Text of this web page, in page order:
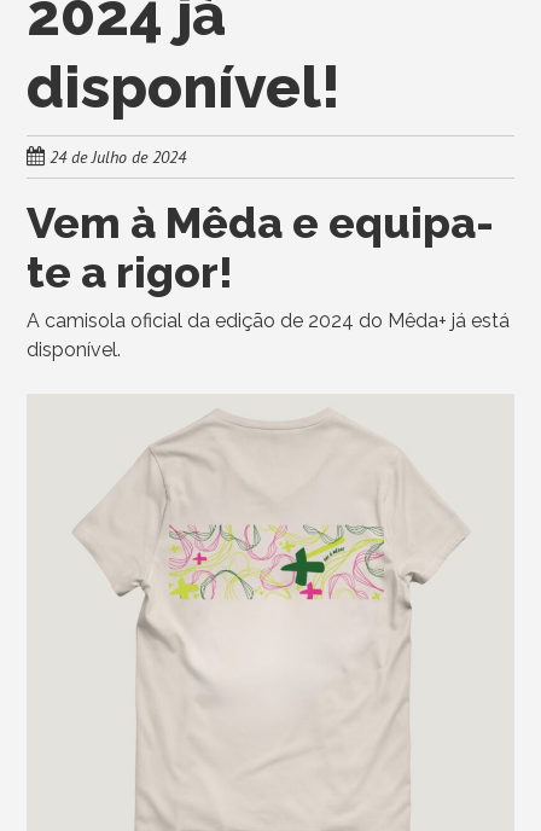
2024 já
disponível!
24 de Julho de 2024
Vem à Mêda e equipa-
te a rigor!
A camisola oficial da edição de 2024 do Mêda+ já está
disponível.